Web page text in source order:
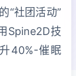
“社团活动”
Spine2D技
40%-催眠